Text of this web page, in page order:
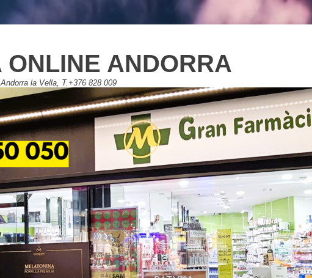
ANDORRA
la Vella, T.+376 828 009